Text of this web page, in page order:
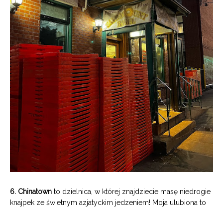
6. Chinatown to dzielnica, w której znajdziecie masę niedrogie
knajpek ze świetnym azjatyckim jedzeniem! Moja ulubiona to